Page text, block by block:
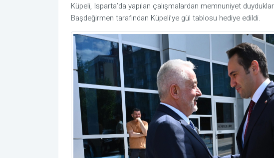
Küpeli, Isparta’da yapılan çalışmalardan memnuniyet
Başdeğirmen tarafından Küpeli’ye gül tablosu hediye edildi.